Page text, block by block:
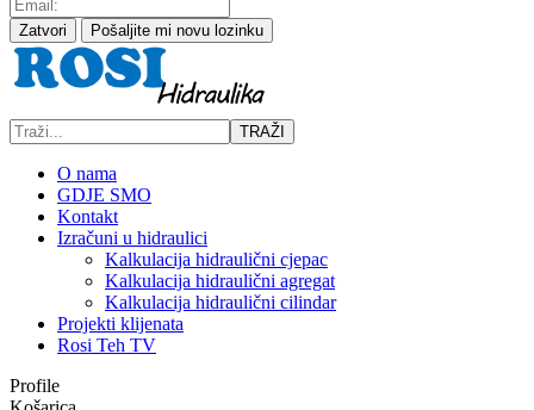
Zatvori Pošaljite mi novu lozinku
TRAŽI
O nama
GDJE SMO
Kontakt
Izračuni u hidraulici
Kalkulacija hidraulični cjepac
Kalkulacija hidraulični agregat
Kalkulacija hidraulični cilindar
Projekti klijenata
Rosi Teh TV
Profile